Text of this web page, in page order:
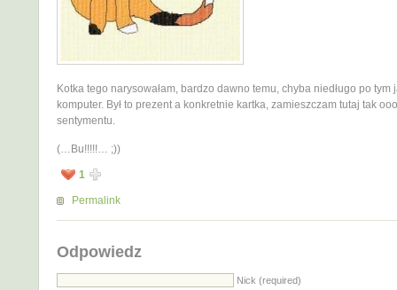
Kotka tego narysowałam, bardzo dawno temu, chyba niedługo po tym
komputer. Był to prezent a konkretnie kartka, zamieszczam tutaj tak
sentymentu.
(…Bu!!!!!… ;))
1
Permalink
Odpowiedz
Nick (required)